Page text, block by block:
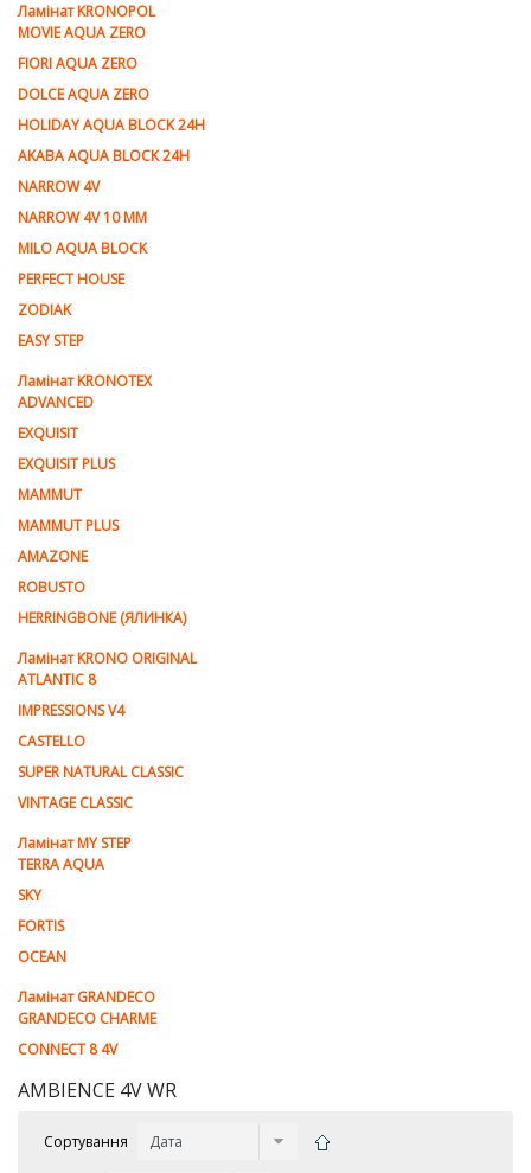
Ламiнат KRONOPOL
MOVIE AQUA ZERO
FIORI AQUA ZERO
DOLCE AQUA ZERO
HOLIDAY AQUA BLOCK 24H
AKABA AQUA BLOCK 24H
NARROW 4V
NARROW 4V 10 MM
MILO AQUA BLOCK
PERFECT HOUSE
ZODIAK
EASY STEP
Ламінат KRONOTEX
ADVANCED
EXQUISIT
EXQUISIT PLUS
MAMMUT
MAMMUT PLUS
AMAZONE
ROBUSTO
HERRINGBONE (ЯЛИНКА)
Ламiнат KRONO ORIGINAL
ATLANTIC 8
IMPRESSIONS V4
CASTELLO
SUPER NATURAL CLASSIC
VINTAGE CLASSIC
Ламінат MY STEP
TERRA AQUA
SKY
FORTIS
OCEAN
Ламінат GRANDECO
GRANDECO CHARME
CONNECT 8 4V
AMBIENCE 4V WR
Сортування